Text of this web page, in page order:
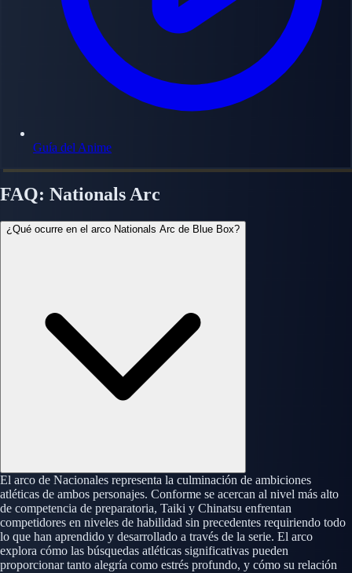
Guía del Anime
FAQ: Nationals Arc
¿Qué ocurre en el arco Nationals Arc de Blue Box?
El arco de Nacionales representa la culminación de ambiciones
atléticas de ambos personajes. Conforme se acercan al nivel más alto
de competencia de preparatoria, Taiki y Chinatsu enfrentan
competidores en niveles de habilidad sin precedentes requiriendo todo
lo que han aprendido y desarrollado a través de la serie. El arco
explora cómo las búsquedas atléticas significativas pueden
proporcionar tanto alegría como estrés profundo, y cómo su relación